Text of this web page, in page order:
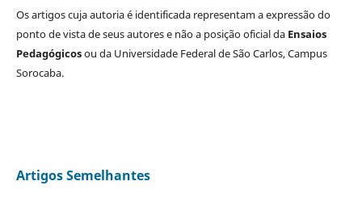
Os artigos cuja autoria é identificada representam a expressão do
ponto de vista de seus autores e não a posição oficial da Ensaios
Pedagógicosou da Universidade Federal de São Carlos, Campus
Sorocaba.
Artigos Semelhantes